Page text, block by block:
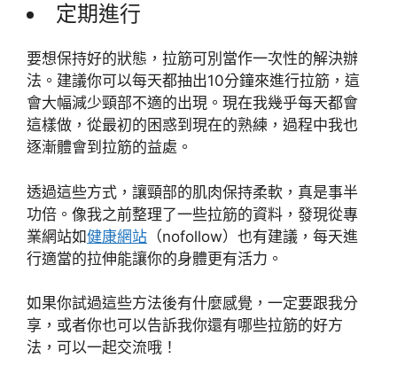
定期進行
要想保持好的狀態，拉筋可別當作一次性的解決辦
法。建議你可以每天都抽出10分鐘來進行拉筋，這
會大幅減少頸部不適的出現。現在我幾乎每天都會
這樣做，從最初的困惑到現在的熟練，過程中我也
逐漸體會到拉筋的益處。
透過這些方式，讓頸部的肌肉保持柔軟，真是事半
功倍。像我之前整理了一些拉筋的資料，發現從專
業網站如健康網站 （nofollow）也有建議，每天進
行適當的拉伸能讓你的身體更有活力。
如果你試過這些方法後有什麼感覺，一定要跟我分
享，或者你也可以告訴我你還有哪些拉筋的好方
法，可以一起交流哦！